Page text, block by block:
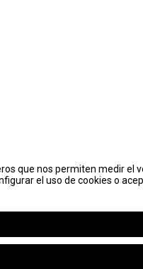
que nos permiten medir el
el uso de cookies o